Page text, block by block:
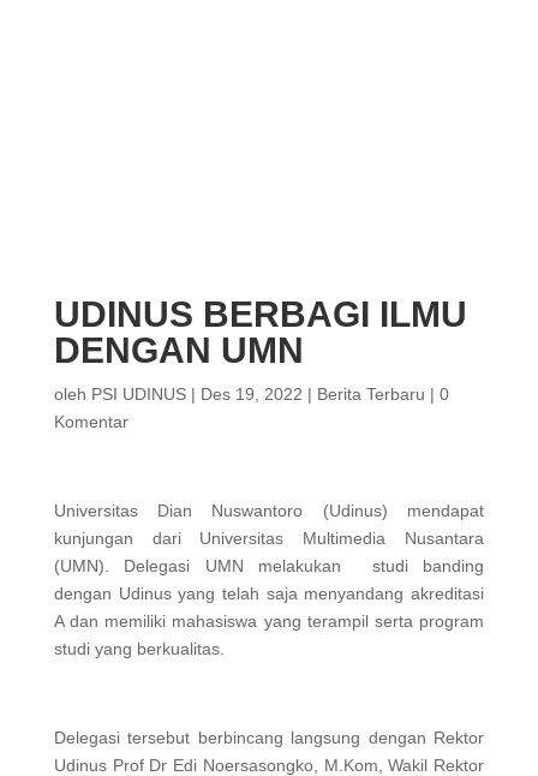
UDINUS BERBAGI ILMU
DENGAN UMN
oleh PSI UDINUS| Des 19, 2022 | Berita Terbaru | 0
Komentar
Universitas Dian Nuswantoro (Udinus) mendapat
kunjungan dari Universitas Multimedia Nusantara
(UMN). Delegasi UMN melakukan studi banding
dengan Udinus yang telah saja menyandang akreditasi
A dan memiliki mahasiswa yang terampil serta program
studi yang berkualitas.
Delegasi tersebut berbincang langsung dengan Rektor
Udinus Prof Dr Edi Noersasongko, M.Kom, Wakil Rektor